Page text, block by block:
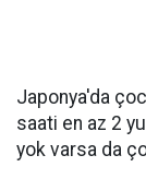
Japonya'da
saati en az 2
yok varsa da